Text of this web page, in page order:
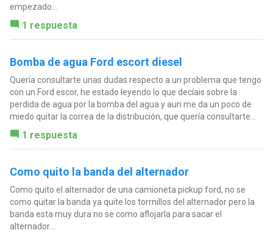
empezado...
1 respuesta
Bomba de agua Ford escort diesel
Quería consultarte unas dudas respecto a un problema que tengo
con un Ford escor, he estado leyendo lo que decíais sobre la
perdida de agua por la bomba del agua y aun me da un poco de
miedo quitar la correa de la distribución, que quería consultarte...
1 respuesta
Como quito la banda del alternador
Como quito el alternador de una camioneta pickup ford, no se
como quitar la banda ya quite los torrnillos del alternador pero la
banda esta muy dura no se como aflojarla para sacar el
alternador...